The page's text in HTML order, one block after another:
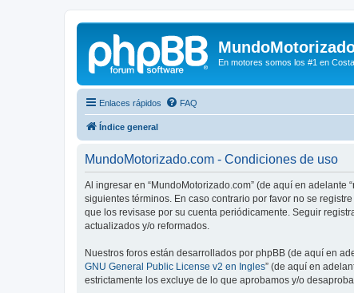
En motores somos los #1 en
Enlaces rápidos FAQ
Índice general
MundoMotorizado.com - Condiciones de uso
Al ingresar en “MundoMotorizado.com” (de aquí en adelante
siguientes términos. En caso contrario por favor no se
que los revisase por su cuenta periódicamente. Seguir
actualizados y/o reformados.
Nuestros foros están desarrollados por phpBB (de aquí en
GNU General Public License v2 en Ingles” (de aquí en
estrictamente los excluye de lo que aprobamos y/o